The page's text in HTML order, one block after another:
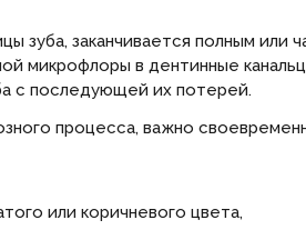
зуба, заканчивается полным
микрофлоры в дентинные
с последующей их потерей.
процесса, важно
или коричневого цвета,